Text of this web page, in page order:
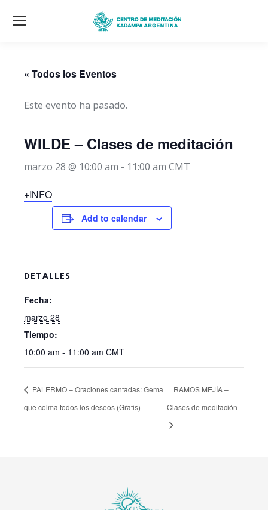
« Todos los Eventos
Este evento ha pasado.
WILDE – Clases de meditación
marzo 28 @ 10:00 am - 11:00 am CMT
+INFO
Add to calendar
DETALLES
Fecha:
marzo 28
Tiempo:
10:00 am - 11:00 am CMT
PALERMO – Oraciones cantadas: Gema
que colma todos los deseos (Gratis)
RAMOS MEJÍA –
Clases de meditación